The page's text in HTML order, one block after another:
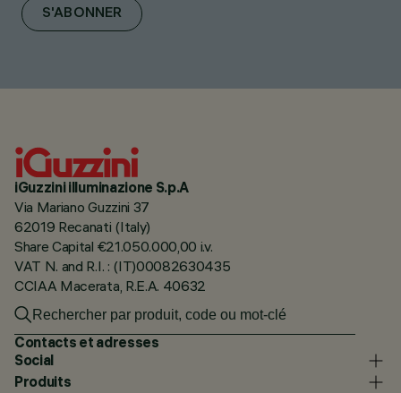
S'ABONNER
iGuzzini illuminazione S.p.A
Via Mariano Guzzini 37
62019 Recanati (Italy)
Share Capital €21.050.000,00 i.v.
VAT N. and R.I. : (IT)00082630435
CCIAA Macerata, R.E.A. 40632
Contacts et adresses
Social
Produits